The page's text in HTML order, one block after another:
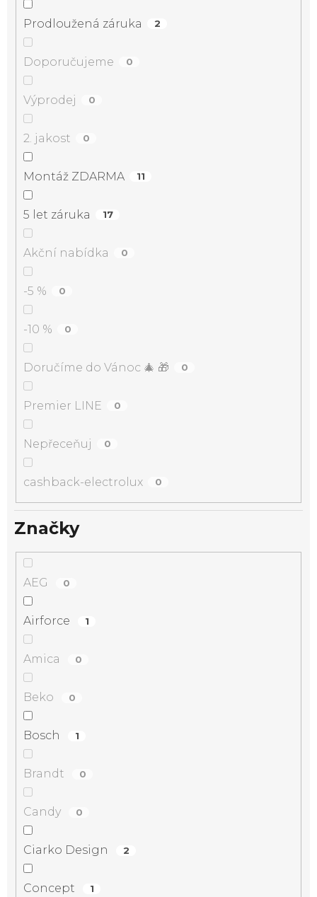
Prodloužená záruka 2
Doporučujeme 0
Výprodej 0
2. jakost 0
Montáž ZDARMA 11
5 let záruka 17
Akční nabídka 0
-5 % 0
-10 % 0
Doručíme do Vánoc 🎄 🎁 0
Premier LINE 0
Nepřeceňuj 0
cashback-electrolux 0
Značky
AEG 0
Airforce 1
Amica 0
Beko 0
Bosch 1
Brandt 0
Candy 0
Ciarko Design 2
Concept 1